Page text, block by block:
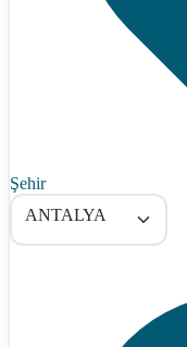
Şehir
ANTALYA